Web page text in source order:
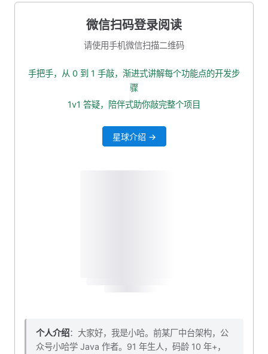
5. 本小节源码下载
微信扫码登录阅读
请使用手机微信扫描二维码
手把手，从 0 到 1 手敲，渐进式讲解每个功能点的开发步
骤
1v1 答疑，陪伴式助你敲完整个项目
星球介绍 →
个人介绍：大家好，我是小哈。前某厂中台架构，公
众号小哈学 Java 作者。91 年生人，码龄 10 年+，